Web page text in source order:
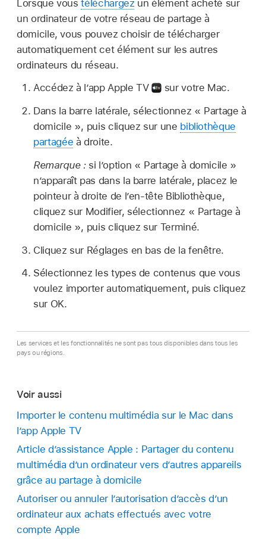
Lorsque voustéléchargez un élément acheté sur
un ordinateur de votre réseau de partage à
domicile, vous pouvez choisir de télécharger
automatiquement cet élément sur les autres
ordinateurs du réseau.
Accédez à l’app Apple TV
sur votre Mac.
Dans la barre latérale, sélectionnez « Partage à
domicile », puis cliquez sur une bibliothèque
partagée à droite.
Remarque : si l’option « Partage à domicile »
n’apparaît pas dans la barre latérale, placez le
pointeur à droite de l’en-tête Bibliothèque,
cliquez sur Modifier, sélectionnez « Partage à
domicile », puis cliquez sur Terminé.
Cliquez sur Réglages en bas de la fenêtre.
Sélectionnez les types de contenus que vous
voulez importer automatiquement, puis cliquez
sur OK.
Les services et les fonctionnalités ne sont pas tous disponibles dans tous les
pays ou régions.
Voir aussi
Importer le contenu multimédia sur le Mac dans
l’app Apple TV
Article d’assistance Apple : Partager du contenu
multimédia d’un ordinateur vers d’autres appareils
grâce au partage à domicile
Autoriser ou annuler l’autorisation d’accès d’un
ordinateur aux achats effectués avec votre
compte Apple